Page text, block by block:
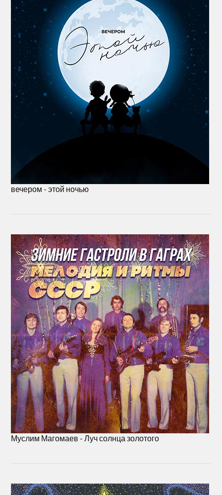
вечером - этой ночью
Муслим Магомаев - Луч солнца золотого